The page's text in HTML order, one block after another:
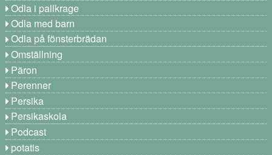
Odla i pallkrage
Odla med barn
Odla på fönsterbrädan
Omställning
Päron
Perenner
Persika
Persikaskola
Podcast
potatis